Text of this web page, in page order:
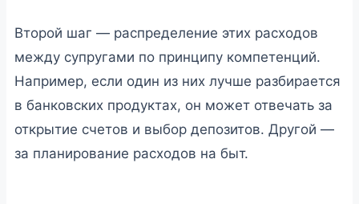
Второй шаг — распределение этих расходов
между супругами по принципу компетенций.
Например, если один из них лучше разбирается
в банковских продуктах, он может отвечать за
открытие счетов и выбор депозитов. Другой —
за планирование расходов на быт.